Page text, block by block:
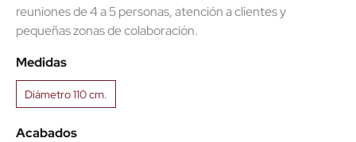
(1 reseñas)
reuniones de 4 a 5 personas, atención a clientes y
pequeñas zonas de colaboración.
Medidas
Diámetro 110 cm.
Acabados